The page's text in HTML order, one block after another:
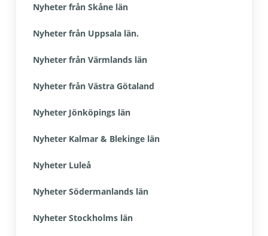
Nyheter från Skåne län
Nyheter från Uppsala län.
Nyheter från Värmlands län
Nyheter från Västra Götaland
Nyheter Jönköpings län
Nyheter Kalmar & Blekinge län
Nyheter Luleå
Nyheter Södermanlands län
Nyheter Stockholms län